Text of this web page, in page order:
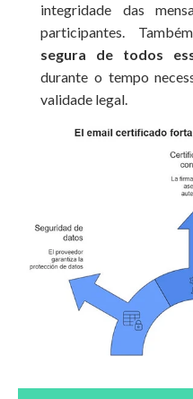
integridade das
participantes.
segura de todos
durante o tempo
validade legal.